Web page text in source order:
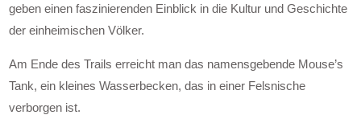
geben einen faszinierenden Einblick in die Kultur und Geschichte
der einheimischen Völker.
Am Ende des Trails erreicht man das namensgebende Mouse’s
Tank, ein kleines Wasserbecken, das in einer Felsnische
verborgen ist.